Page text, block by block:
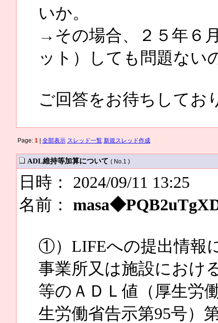
いか。
→その場合、２５年６
ット）しても問題ない
ご回答をお待ちしてお
Page: 1| 全部表示 スレッド一覧 新規スレッド作成
ADL維持等加算について ( No.1 )
日時： 2024/09/11 13:25
名前：
①）LIFEへの提出情報
事業所又は施設におけ
等のＡＤＬ値（厚生労
生労働省告示第95号）